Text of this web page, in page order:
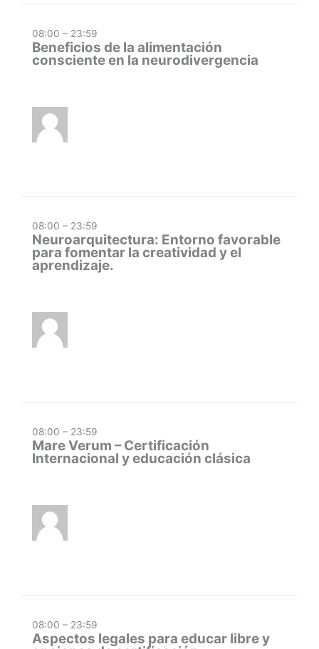
08:00 – 23:59
Beneficios de la alimentación
consciente en la neurodivergencia
08:00 – 23:59
Neuroarquitectura: Entorno favorable
para fomentar la creatividad y el
aprendizaje.
08:00 – 23:59
Mare Verum – Certificación
Internacional y educación clásica
08:00 – 23:59
Aspectos legales para educar libre y